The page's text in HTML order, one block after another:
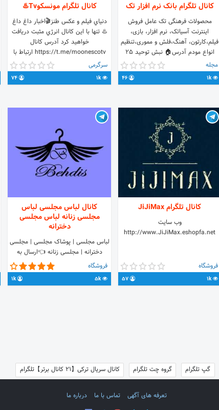
کانال تلگرام بانک نرم افزار تک
محصولات فرهنگی تک عامل فروش
اینترنت آسیاتک، نرم افزار، بازی،
فیلم،کارتون، آهنگ،فلش و مموری،تنظیم
انواع مودم آدرس🏠 نبش توحید 25
تلفن ☎️ ۳۲۴۳۵۰۵۸ موبایل📱
۰۹۱۵۱۶۴۸۲۹۰ ساعات کاری: 👇👇👇 صبح
9 الی 13.5 عصر 17 الی 22 ارتباط
مجله
1k
46
کانال تلگرام مونسكوTv♨️
دنياي فيلم و عكس طنز🎬اخبار داغ داغ
♨️ تنها با اين كانال انرژي مثبت دريافت
خواهيد كرد آدرس كانال
https://t.me/moonescotv ارتباط با
مدير كانال https://t.me/moonesco
آدرس اينستاگرام كانال Moonescotv
سرگرمی
1k
74
کانال تلگرام JiJiMax
وب سایت
http://www.JiJiMax.eshopfa.net
فروشگاه
1k
57
کانال لباس مجلسی لباس
مجلسی زنانه لباس مجلسی
دخترانه
️لباس مجلسی | پوشاک مجلسی | مجلسی
دخترانه | مجلسی زنانه 👈ارسال به
سراسر کشور 👈پرداخت سفارش درب
منزل خرید حضوری و اینترنتی آدرس:
اصفهان ☆تلفن☆ 02195118679
فروشگاه
5k
1k
گپ تلگرام گروه چت تلگرام کانال سریال ترکی【21 کانال برتر】تلگرام
تعرفه های آگهی تماس با ما درباره ما